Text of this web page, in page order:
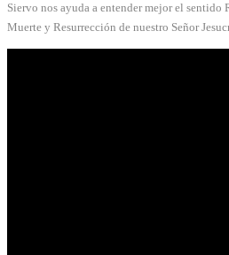
Siervo nos ayuda a entender mejor el sentido
Muerte y Resurrección de nuestro Señor